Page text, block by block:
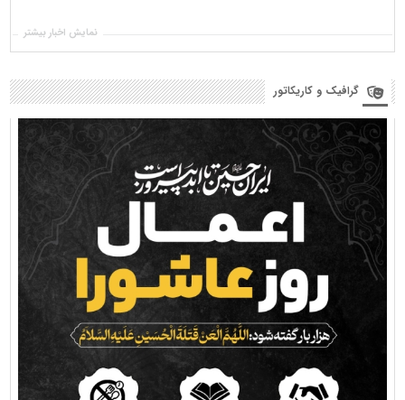
نمایش اخبار بیشتر
گرافیک و کاریکاتور